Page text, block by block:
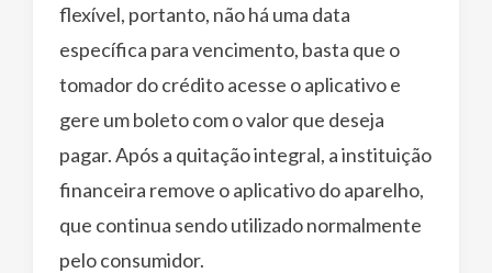
flexível, portanto, não há uma data
específica para vencimento, basta que o
tomador do crédito acesse o aplicativo e
gere um boleto com o valor que deseja
pagar. Após a quitação integral, a instituição
financeira remove o aplicativo do aparelho,
que continua sendo utilizado normalmente
pelo consumidor.